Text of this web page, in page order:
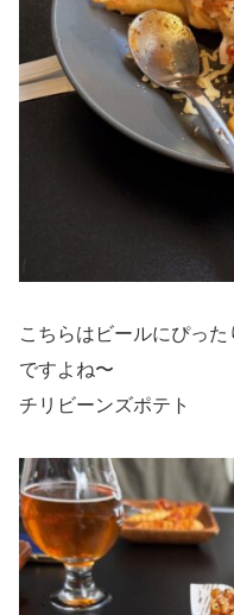
こちらはビールにぴっ
ですよね〜
チリビーンズポテト